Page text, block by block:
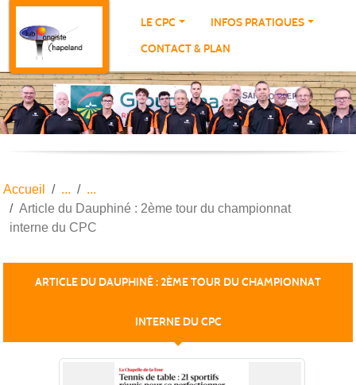
LE CPC
INFOS PRATIQUES
CONTACT & PLAN
Accueil
Article du Dauphiné : 2ème tour du championnat
interne du CPC
ARTICLE DU DAUPHINÉ : 2ÈME TOUR DU CHAMPIONNAT
INTERNE DU CPC
Panneau de gestion des cookies